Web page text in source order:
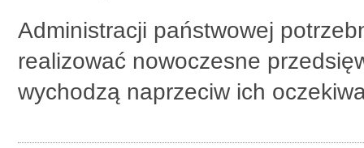
Administracji państwowej
realizować nowoczesne
wychodzą naprzeciw ich